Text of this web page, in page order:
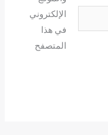
الإلكتروني
في هذا
المتصفح